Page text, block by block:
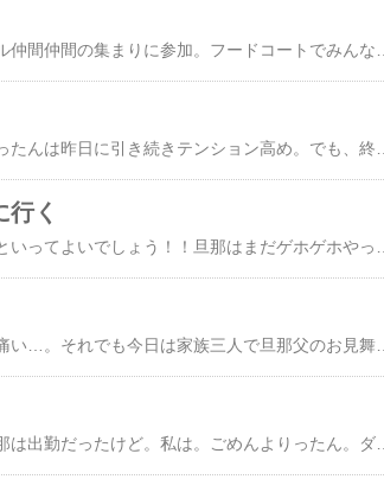
く
昨日よりはよくなってきたけど。まだ頭が痛い…。それでも今日は家族三人で旦那父のお見舞い。うちの実家の親も連れて行き。おしゃべり。うん。ひたすらおしゃべり。これが意外と。元気の源になるらしい。おじいちゃん。またりったんと行くからね！
この二日間。ああ、無理をしすぎた…。旦那は出勤だったけど。私は。ごめんよりったん。ダウンしてます…。